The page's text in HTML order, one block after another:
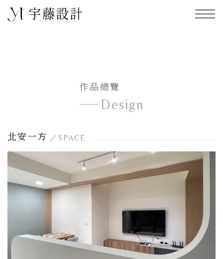
作品總覽
Design
北安一方 ／SPACE